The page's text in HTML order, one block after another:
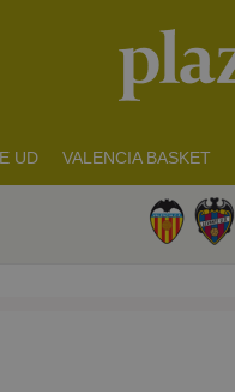
UD VALENCIA BASKET